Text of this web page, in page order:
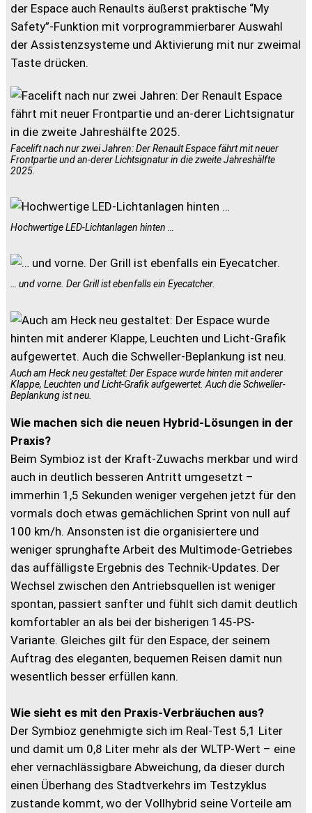
der Espace auch Renaults äußerst praktische “My
Safety”-Funktion mit vorprogrammierbarer Auswahl
der Assistenzsysteme und Aktivierung mit nur zweimal
Taste drücken.
Facelift nach nur zwei Jahren: Der Renault Espace fährt mit neuer
Frontpartie und an-derer Lichtsignatur in die zweite Jahreshälfte
2025.
Hochwertige LED-Lichtanlagen hinten …
… und vorne. Der Grill ist ebenfalls ein Eyecatcher.
Auch am Heck neu gestaltet: Der Espace wurde hinten mit anderer
Klappe, Leuchten und Licht-Grafik aufgewertet. Auch die Schweller-
Beplankung ist neu.
Wie machen sich die neuen Hybrid-Lösungen in der
Praxis?
Beim Symbioz ist der Kraft-Zuwachs merkbar und wird
auch in deutlich besseren Antritt umgesetzt –
immerhin 1,5 Sekunden weniger vergehen jetzt für den
vormals doch etwas gemächlichen Sprint von null auf
100 km/h. Ansonsten ist die organisiertere und
weniger sprunghafte Arbeit des Multimode-Getriebes
das auffälligste Ergebnis des Technik-Updates. Der
Wechsel zwischen den Antriebsquellen ist weniger
spontan, passiert sanfter und fühlt sich damit deutlich
komfortabler an als bei der bisherigen 145-PS-
Variante. Gleiches gilt für den Espace, der seinem
Auftrag des eleganten, bequemen Reisen damit nun
wesentlich besser erfüllen kann.
Wie sieht es mit den Praxis-Verbräuchen aus?
Der Symbioz genehmigte sich im Real-Test 5,1 Liter
und damit um 0,8 Liter mehr als der WLTP-Wert – eine
eher vernachlässigbare Abweichung, da dieser durch
einen Überhang des Stadtverkehrs im Testzyklus
zustande kommt, wo der Vollhybrid seine Vorteile am